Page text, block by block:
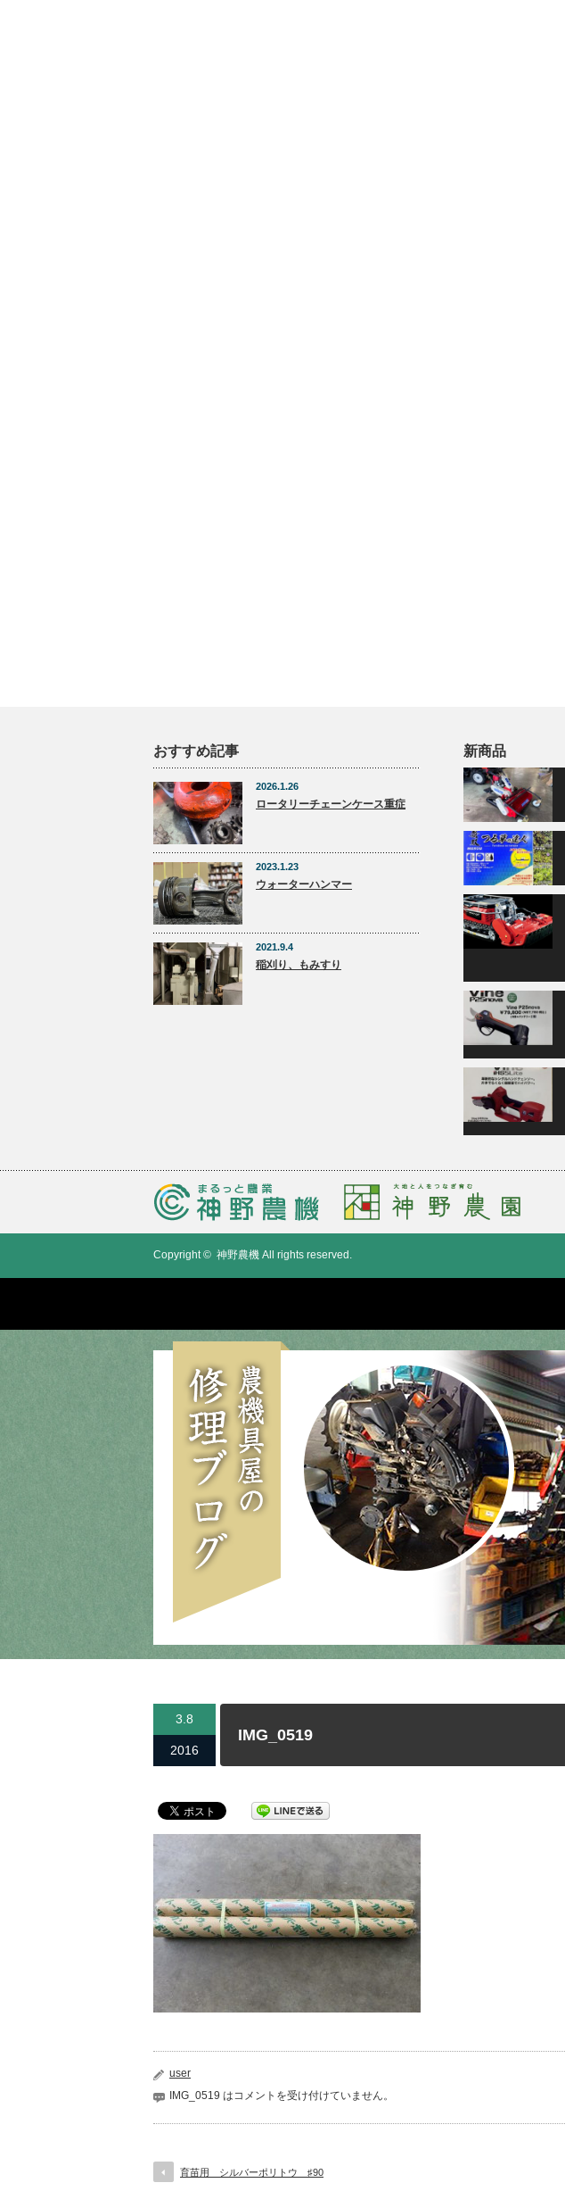
おすすめ記事
2026.1.26
ロータリーチェーンケース重症
2023.1.23
ウォーターハンマー
2021.9.4
稲刈り、もみすり
新商品
Copyright © 神野農機 All rights reserved.
3.8
2016
IMG_0519
user
IMG_0519 はコメントを受け付けていません。
育苗用 シルバーポリトウ ♯90